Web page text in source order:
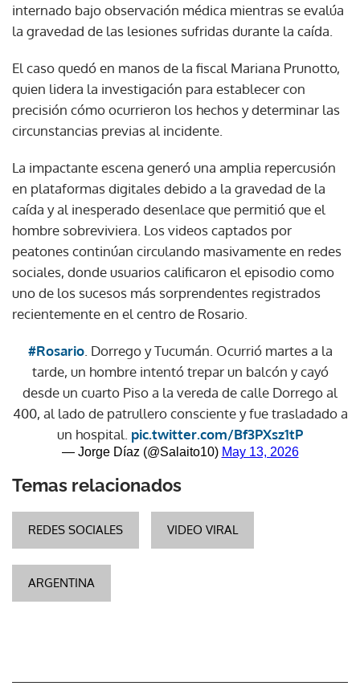
internado bajo observación médica mientras se evalúa
la gravedad de las lesiones sufridas durante la caída.
El caso quedó en manos de la fiscal Mariana Prunotto,
quien lidera la investigación para establecer con
precisión cómo ocurrieron los hechos y determinar las
circunstancias previas al incidente.
La impactante escena generó una amplia repercusión
en plataformas digitales debido a la gravedad de la
caída y al inesperado desenlace que permitió que el
hombre sobreviviera. Los videos captados por
peatones continúan circulando masivamente en redes
sociales, donde usuarios calificaron el episodio como
uno de los sucesos más sorprendentes registrados
recientemente en el centro de Rosario.
#Rosario. Dorrego y Tucumán. Ocurrió martes a la
tarde, un hombre intentó trepar un balcón y cayó
desde un cuarto Piso a la vereda de calle Dorrego al
400, al lado de patrullero consciente y fue trasladado a
un hospital. pic.twitter.com/Bf3PXsz1tP
— Jorge Díaz (@Salaito10) May 13, 2026
Temas relacionados
REDES SOCIALES VIDEO VIRAL
ARGENTINA